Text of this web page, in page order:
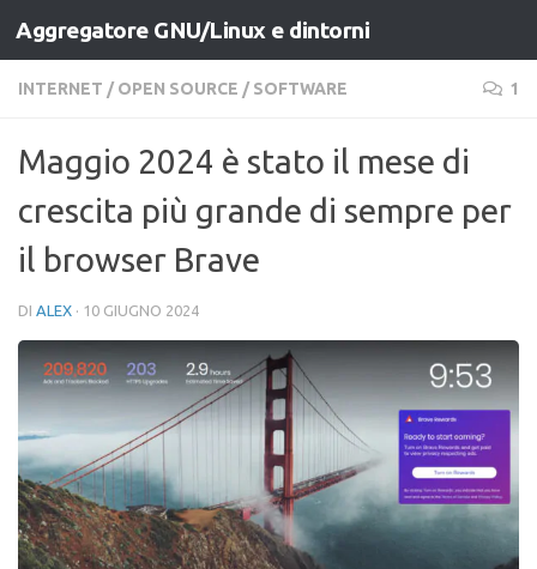
Salta al contenuto
Aggregatore GNU/Linux e dintorni
INTERNET / OPEN SOURCE / SOFTWARE 1
Maggio 2024 è stato il mese di
crescita più grande di sempre per
il browser Brave
DI ALEX · 10 GIUGNO 2024